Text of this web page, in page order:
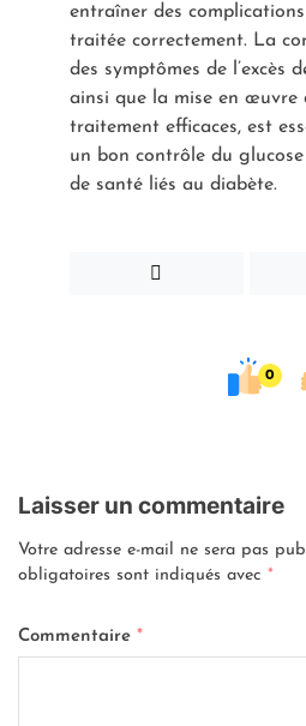
entraîner des
traitée correctement. La
des symptômes de l’excès
ainsi que la mise en œuvre
traitement efficaces, est
un bon contrôle du
de santé liés au diabète.
0
Laisser un commentaire
Votre adresse e-mail ne sera pas
obligatoires sont indiqués avec *
Commentaire *